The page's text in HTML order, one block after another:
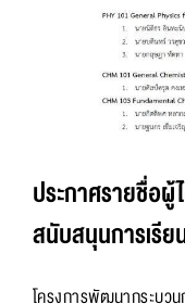
ประกาศรายชื่อ
สนับสนุนการเรี
โครงการพัฒนากระบวน